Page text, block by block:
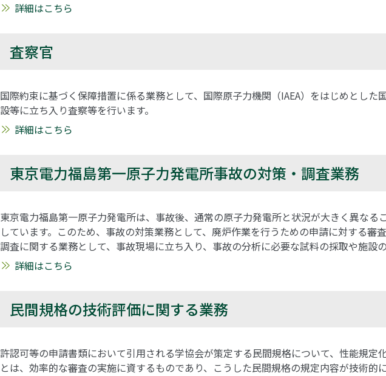
詳細はこちら
査察官
国際約束に基づく保障措置に係る業務として、国際原子力機関（IAEA）をはじめとし
設等に立ち入り査察等を行います。
詳細はこちら
東京電力福島第一原子力発電所事故の対策・調査業務
東京電力福島第一原子力発電所は、事故後、通常の原子力発電所と状況が大きく異な
しています。このため、事故の対策業務として、廃炉作業を行うための申請に対する
調査に関する業務として、事故現場に立ち入り、事故の分析に必要な試料の採取や施設
詳細はこちら
民間規格の技術評価に関する業務
許認可等の申請書類において引用される学協会が策定する民間規格について、性能規
とは、効率的な審査の実施に資するものであり、こうした民間規格の規定内容が技術的